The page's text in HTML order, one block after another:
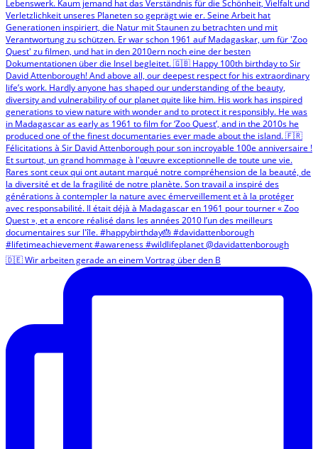
🇩🇪 Wir arbeiten gerade an einem Vortrag über den B